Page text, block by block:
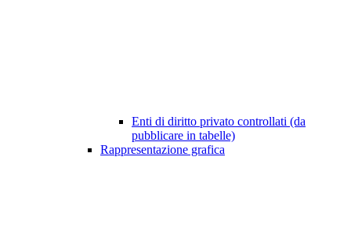
Enti di diritto privato controllati (da
pubblicare in tabelle)
Rappresentazione grafica